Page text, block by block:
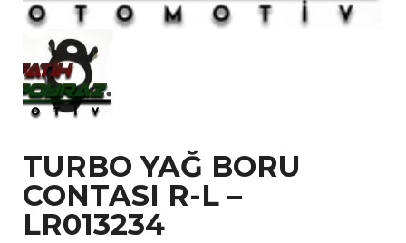
TURBO YAĞ BORU
CONTASI R-L –
LR013234